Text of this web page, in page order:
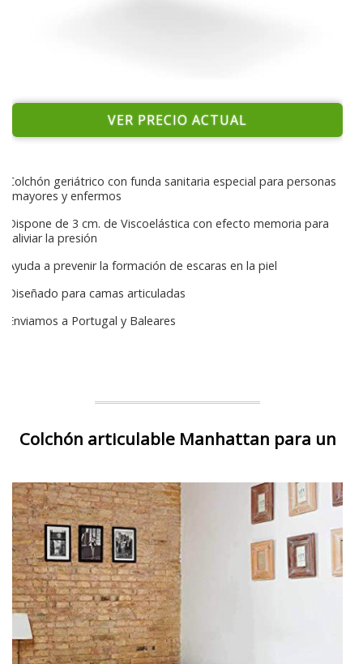
VER PRECIO ACTUAL
Colchón geriátrico con funda sanitaria especial para personas
mayores y enfermos
Dispone de 3 cm. de Viscoelástica con efecto memoria para
aliviar la presión
Ayuda a prevenir la formación de escaras en la piel
Diseñado para camas articuladas
Enviamos a Portugal y Baleares
Colchón articulable Manhattan para un